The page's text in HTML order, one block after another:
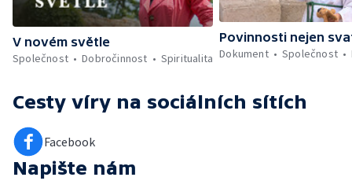
V novém světle
Společnost
Dobročinnost Spiritualita
Povinnosti nejen
Dokument
Společnost
Cesty víry na sociálních sítích
Facebook
Napište nám